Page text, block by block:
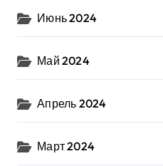
Июнь 2024
Май 2024
Апрель 2024
Март 2024